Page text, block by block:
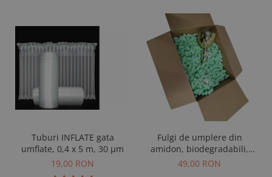
Tuburi INFLATE gata
umflate, 0,4 x 5 m, 30 µm
19,00 RON
Fulgi de umplere din
amidon, biodegradabili,
verde, 120 L, cutie
49,00 RON